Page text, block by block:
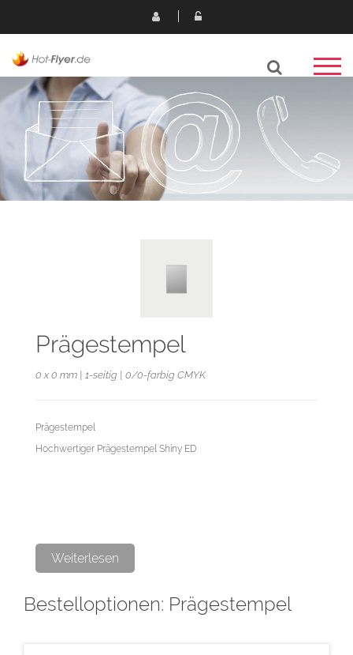
Prägestempel
0 x 0 mm | 1-seitig | 0/0-farbig CMYK
Prägestempel
Hochwertiger Prägestempel Shiny ED
Weiterlesen
Bestelloptionen: Prägestempel